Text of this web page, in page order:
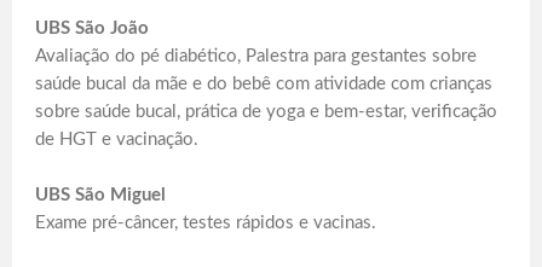
UBS São João
Avaliação do pé diabético, Palestra para gestantes sobre
saúde bucal da mãe e do bebê com atividade com crianças
sobre saúde bucal, prática de yoga e bem-estar, verificação
de HGT e vacinação.
UBS São Miguel
Exame pré-câncer, testes rápidos e vacinas.